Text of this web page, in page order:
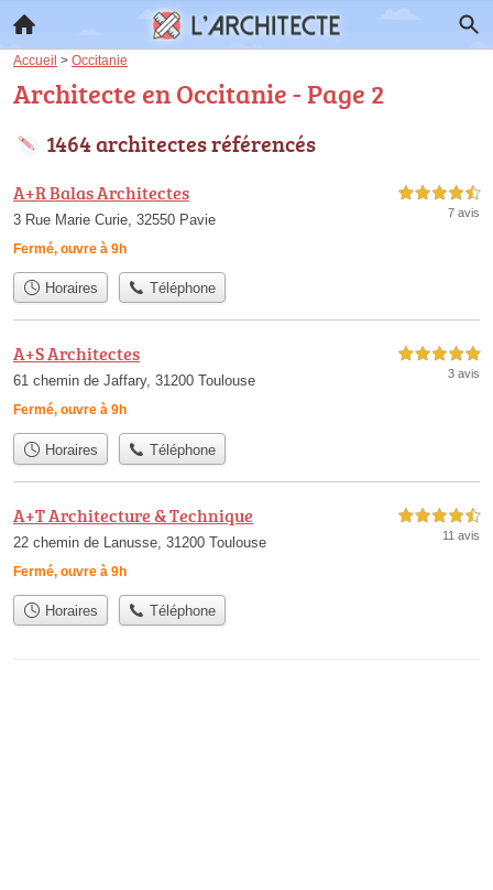
Accueil > Occitanie
Architecte en Occitanie - Page 2
1464 architectes référencés
A+R Balas Architectes
3 Rue Marie Curie, 32550 Pavie
Fermé, ouvre à 9h
4,5 étoiles sur 5
7 avis
Horaires Téléphone
A+S Architectes
61 chemin de Jaffary, 31200 Toulouse
Fermé, ouvre à 9h
5,0 étoiles sur 5
3 avis
Horaires Téléphone
A+T Architecture & Technique
22 chemin de Lanusse, 31200 Toulouse
Fermé, ouvre à 9h
4,5 étoiles sur 5
11 avis
Horaires Téléphone